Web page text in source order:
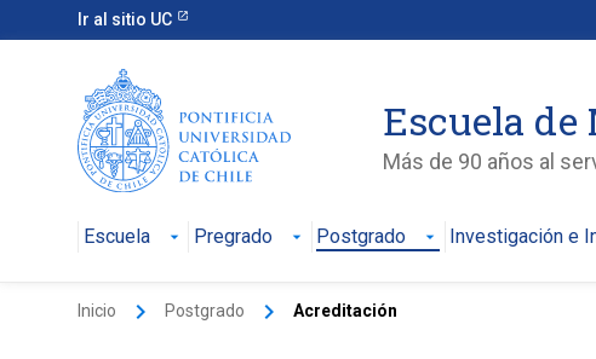
Ir al sitio UC
Escuela
Más de 90 años al
Escuela Pregrado Postgrado Investigación e
Inicio keyboard_arrow_right Postgrado keyboard_arrow_right Acreditación